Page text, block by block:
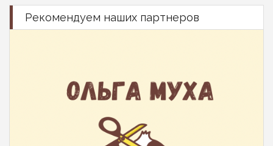
Рекомендуем наших партнеров